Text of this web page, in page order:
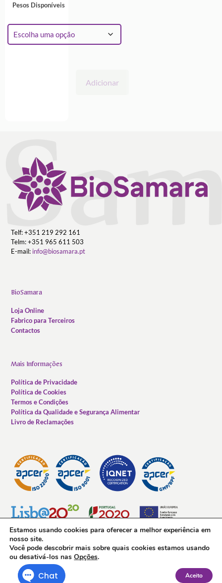
Pesos Disponíveis
Adicionar
Telf: +351 219 292 161
Telm: +351 965 611 503
E-mail: info@biosamara.pt
BioSamara
Loja Online
Fabrico para Terceiros
Contactos
Mais Informações
Política de Privacidade
Política de Cookies
Termos e Condições
Política da Qualidade e Segurança Alimentar
Livro de Reclamações
Estamos usando cookies para oferecer a melhor experiência em
nosso site.
Você pode descobrir mais sobre quais cookies estamos usando
ou desativá-los nas Opções.
Aceito